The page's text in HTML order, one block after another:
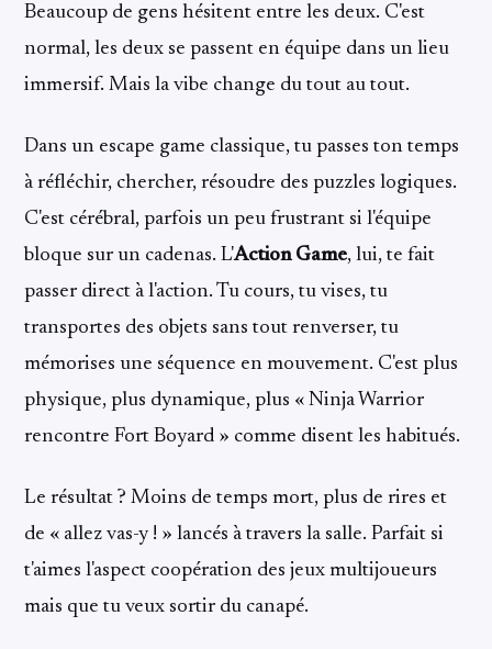
Beaucoup de gens hésitent entre les deux. C'est
normal, les deux se passent en équipe dans un lieu
immersif. Mais la vibe change du tout au tout.
Dans un escape game classique, tu passes ton temps
à réfléchir, chercher, résoudre des puzzles logiques.
C'est cérébral, parfois un peu frustrant si l'équipe
bloque sur un cadenas. L'Action Game, lui, te fait
passer direct à l'action. Tu cours, tu vises, tu
transportes des objets sans tout renverser, tu
mémorises une séquence en mouvement. C'est plus
physique, plus dynamique, plus « Ninja Warrior
rencontre Fort Boyard » comme disent les habitués.
Le résultat ? Moins de temps mort, plus de rires et
de « allez vas-y ! » lancés à travers la salle. Parfait si
t'aimes l'aspect coopération des jeux multijoueurs
mais que tu veux sortir du canapé.